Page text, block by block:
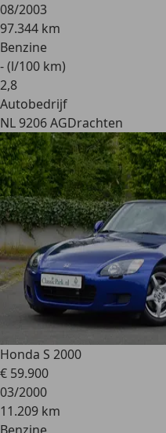
08/2003
97.344 km
Benzine
- (l/100 km)
2,8
Autobedrijf
NL 9206 AGDrachten
Honda S 2000
€ 59.900
03/2000
11.209 km